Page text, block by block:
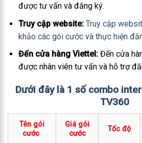
được tư vấn và đăng ký.
Truy cập website: Truy cập
khảo các gói cước và thực hiện
Đến cửa hàng Viettel:Đến cửa
được nhân viên tư vấn và hỗ trợ
Dưới đây là 1 số combo
TV360
Tên gói
cước
Giá gói
cước
Tốc độ